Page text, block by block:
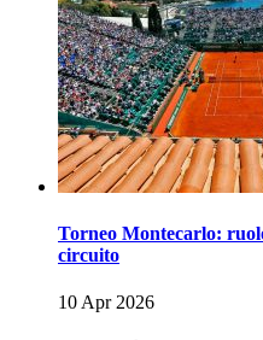
Torneo Montecarlo:
circuito
10 Apr 2026